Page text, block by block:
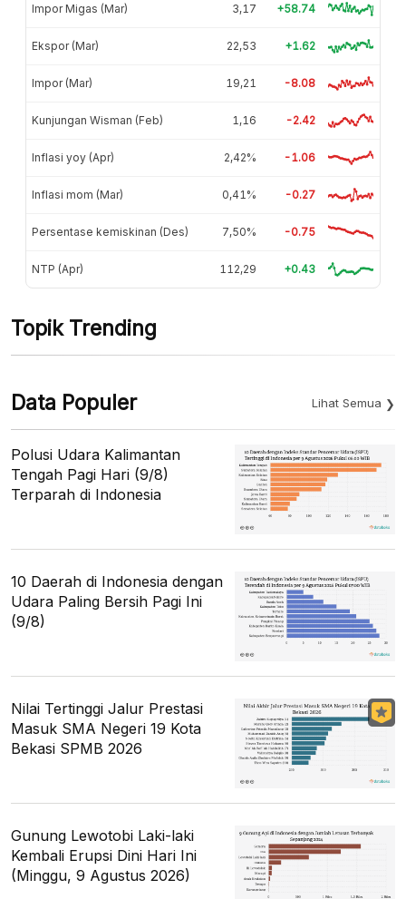
Impor Migas (Mar) 3,17 +58.74
Ekspor (Mar) 22,53 +1.62
Impor (Mar) 19,21 -8.08
Kunjungan Wisman (Feb) 1,16 -2.42
Inflasi yoy (Apr) 2,42% -1.06
Inflasi mom (Mar) 0,41% -0.27
Persentase kemiskinan (Des) 7,50% -0.75
NTP (Apr) 112,29 +0.43
Topik Trending
Data Populer Lihat Semua
Polusi Udara Kalimantan
Tengah Pagi Hari (9/8)
Terparah di Indonesia
10 Daerah di Indonesia dengan
Udara Paling Bersih Pagi Ini
(9/8)
Nilai Tertinggi Jalur Prestasi
Masuk SMA Negeri 19 Kota
Bekasi SPMB 2026
Gunung Lewotobi Laki-laki
Kembali Erupsi Dini Hari Ini
(Minggu, 9 Agustus 2026)